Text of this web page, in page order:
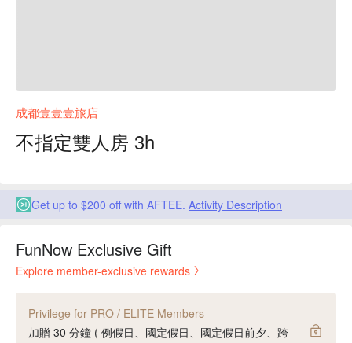
成都壹壹壹旅店
不指定雙人房 3h
Get up to $200 off with AFTEE. Activity Description
FunNow Exclusive Gift
Explore member-exclusive rewards
Privilege for PRO / ELITE Members
加贈 30 分鐘 ( 例假日、國定假日、國定假日前夕、跨